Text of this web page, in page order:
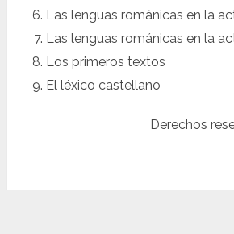
Las lenguas románicas en la
Las lenguas románicas en la
Los primeros textos
El léxico castellano
Derechos